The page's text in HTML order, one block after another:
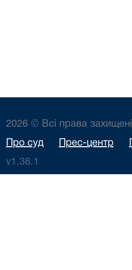
2026 © Всі права захищені
Про суд Прес-центр
v1.38.1